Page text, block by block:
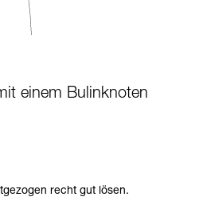
einem Bulinknoten
recht gut lösen.